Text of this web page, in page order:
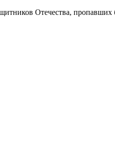
Отечества, пропавших